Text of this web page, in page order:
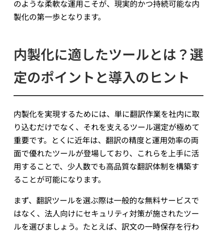
のような柔軟な運用こそが、現実的かつ持続可能な内
製化の第一歩となります。
内製化に適したツールとは？選
定のポイントと導入のヒント
内製化を実現するためには、単に翻訳作業を社内に取
り込むだけでなく、それを支えるツール選定が極めて
重要です。とくに近年は、翻訳の精度と運用効率の両
面で優れたツールが登場しており、これらを上手に活
用することで、少人数でも高品質な翻訳体制を構築す
ることが可能になります。
まず、翻訳ツールを選ぶ際は一般的な無料サービスで
はなく、法人向けにセキュリティ対策が施されたツー
ルを選びましょう。たとえば、訳文の一時保存を行わ